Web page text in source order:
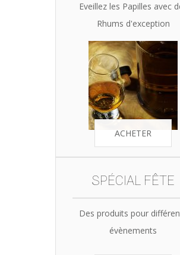
Eveillez les Papilles avec
Rhums d'exception
ACHETER
SPÉCIAL FÊTE
Des produits pour
évènements